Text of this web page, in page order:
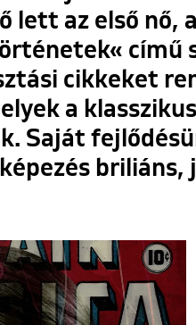
lett az első
című
cikkeket
a
Saját